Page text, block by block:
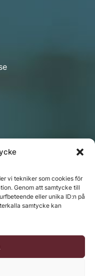
vi tekniker som cookies för
Genom att samtycke till
eller unika ID:n på
samtycke kan
Ansvarig utgivare
i Ljusdal AB |
och cookies